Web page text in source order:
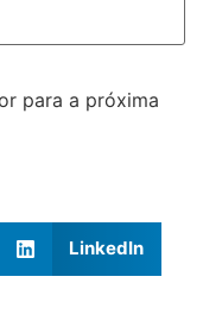
para a próxima
LinkedIn